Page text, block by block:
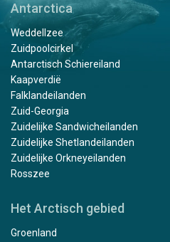
Antarctica
Weddellzee
Zuidpoolcirkel
Antarctisch Schiereiland
Kaapverdië
Falklandeilanden
Zuid-Georgia
Zuidelijke Sandwicheilanden
Zuidelijke Shetlandeilanden
Zuidelijke Orkneyeilanden
Rosszee
Het Arctisch gebied
Groenland